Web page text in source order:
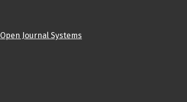
Open Journal Systems